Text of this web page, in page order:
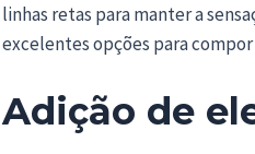
linhas retas para manter a
excelentes opções para
Adição de